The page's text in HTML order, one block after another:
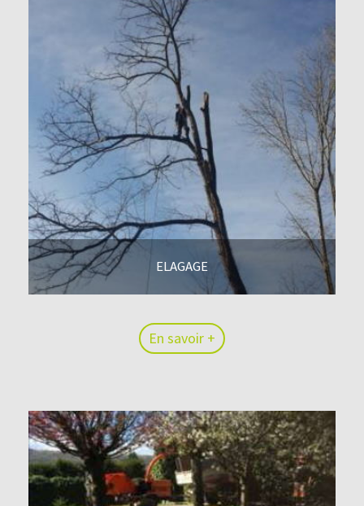
ELAGAGE
En savoir +